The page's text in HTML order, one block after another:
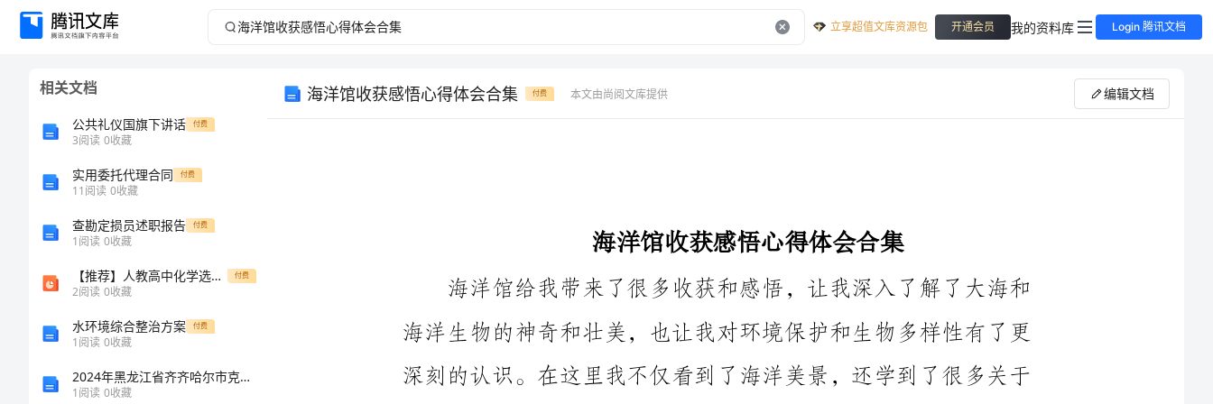
海
立享超值文库资源包 开通会员 我的资料库 Login 腾讯文档
相关文档
公共礼仪国旗下讲话 付费
3阅读 0收藏
实用委托代理合同 付费
11阅读 0收藏
查勘定损员述职报告 付费
1阅读 0收藏
【推荐】人教高中化学选修五《第三章 烃的含氧衍生物》复习课件（共24张PPT） 付费
2阅读 0收藏
水环境综合整治方案 付费
1阅读 0收藏
2024年黑龙江省齐齐哈尔市克山县中级统计师《统计工作实务》最后冲刺试题完整版
1阅读 0收藏
海洋馆收获感悟心得体会合集 付费 本文由尚阅文库提供 编辑文档
海洋馆给我带来了很多收获和感悟，让我深入了解了大海和
深刻的认识。在这里我不仅看到了海洋美景，还学到了很多关于
海洋生物的知识，以下是我在海洋馆的收获感悟心得体会。
首先，海洋馆让我深刻认识到了大海的宽广和深沉。如同大